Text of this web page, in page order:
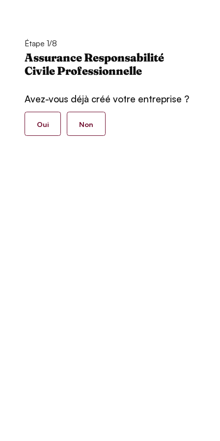
Étape 1/8
Assurance Responsabilité
Civile Professionnelle
Avez-vous déjà créé votre entreprise ?
Oui Non